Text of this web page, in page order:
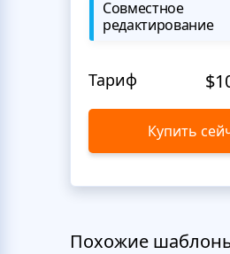
Совместное
редактирование
Тариф
Купить
Похожие